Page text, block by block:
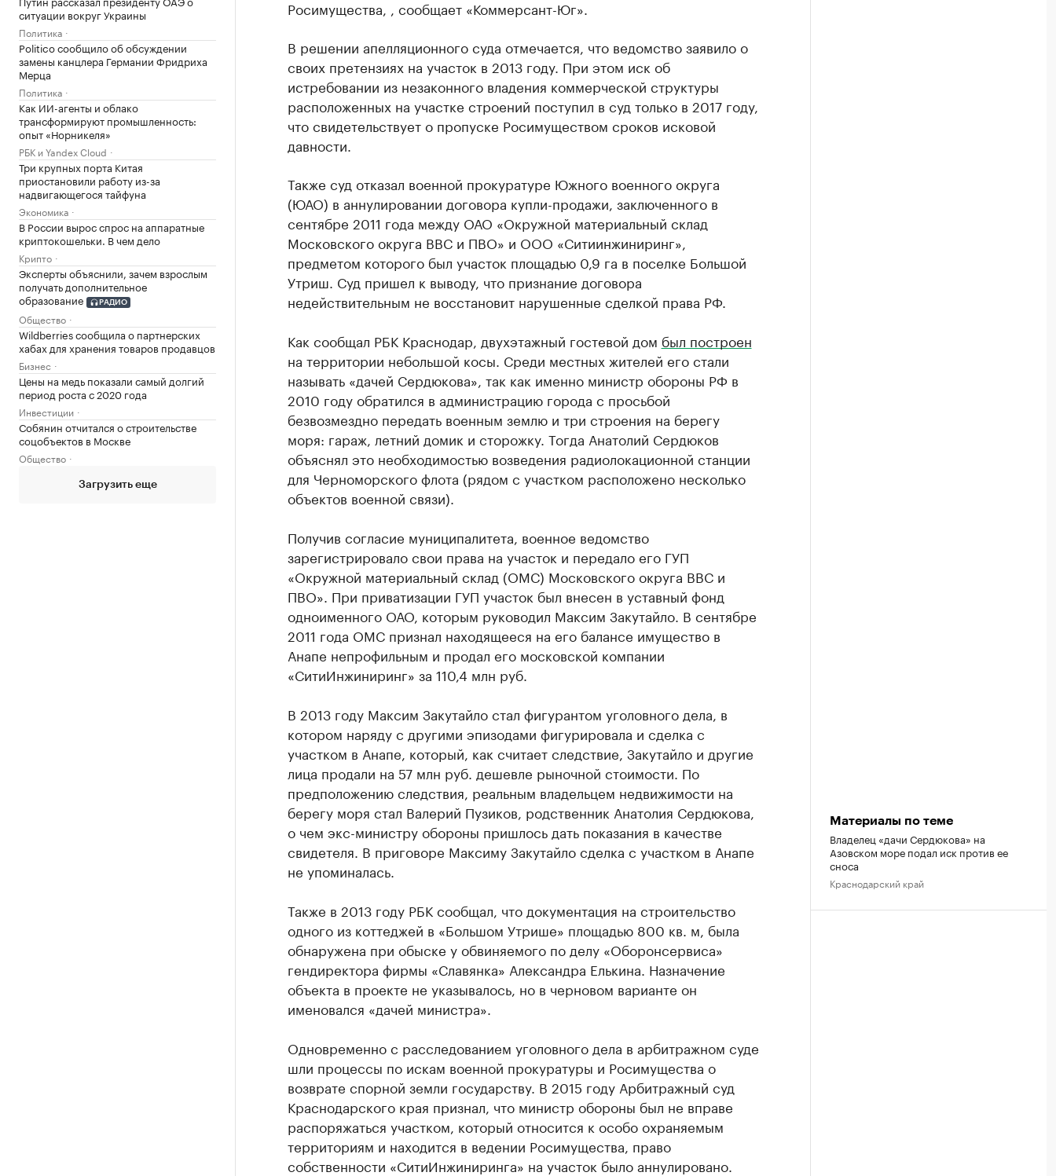
ситуации вокруг Украины
Политика
Politico сообщило об обсуждении
замены канцлера Германии Фридриха
Мерца
Политика
Как ИИ-агенты и облако
трансформируют промышленность:
опыт «Норникеля»
РБК и Yandex Cloud
Три крупных порта Китая
приостановили работу из-за
надвигающегося тайфуна
Экономика
В России вырос спрос на аппаратные
криптокошельки. В чем дело
Крипто
Эксперты объяснили, зачем взрослым
получать дополнительное
образование
РАДИО
Общество
Wildberries сообщила о партнерских
хабах для хранения товаров продавцов
Бизнес
Цены на медь показали самый долгий
период роста с 2020 года
Инвестиции
Собянин отчитался о строительстве
соцобъектов в Москве
Общество
Загрузить еще
Росимущества, , сообщает «Коммерсант-Юг».
В решении апелляционного суда отмечается, что ведомство заявило о
своих претензиях на участок в 2013 году. При этом иск об
истребовании из незаконного владения коммерческой структуры
расположенных на участке строений поступил в суд только в 2017 году,
что свидетельствует о пропуске Росимуществом сроков исковой
давности.
Также суд отказал военной прокуратуре Южного военного округа
(ЮАО) в аннулировании договора купли-продажи, заключенного в
сентябре 2011 года между ОАО «Окружной материальный склад
Московского округа ВВС и ПВО» и ООО «Ситиинжиниринг»,
предметом которого был участок площадью 0,9 га в поселке Большой
Утриш. Суд пришел к выводу, что признание договора
недействительным не восстановит нарушенные сделкой права РФ.
Как сообщал РБК Краснодар, двухэтажный гостевой дом был построен
на территории небольшой косы. Среди местных жителей его стали
называть «дачей Сердюкова», так как именно министр обороны РФ в
2010 году обратился в администрацию города с просьбой
безвозмездно передать военным землю и три строения на берегу
моря: гараж, летний домик и сторожку. Тогда Анатолий Сердюков
объяснял это необходимостью возведения радиолокационной станции
для Черноморского флота (рядом с участком расположено несколько
объектов военной связи).
Получив согласие муниципалитета, военное ведомство
зарегистрировало свои права на участок и передало его ГУП
«Окружной материальный склад (ОМС) Московского округа ВВС и
ПВО». При приватизации ГУП участок был внесен в уставный фонд
одноименного ОАО, которым руководил Максим Закутайло. В сентябре
2011 года ОМС признал находящееся на его балансе имущество в
Анапе непрофильным и продал его московской компании
«СитиИнжиниринг» за 110,4 млн руб.
В 2013 году Максим Закутайло стал фигурантом уголовного дела, в
котором наряду с другими эпизодами фигурировала и сделка с
участком в Анапе, который, как считает следствие, Закутайло и другие
лица продали на 57 млн руб. дешевле рыночной стоимости. По
предположению следствия, реальным владельцем недвижимости на
берегу моря стал Валерий Пузиков, родственник Анатолия Сердюкова,
о чем экс-министру обороны пришлось дать показания в качестве
свидетеля. В приговоре Максиму Закутайло сделка с участком в Анапе
не упоминалась.
Также в 2013 году РБК сообщал, что документация на строительство
одного из коттеджей в «Большом Утрише» площадью 800 кв. м, была
обнаружена при обыске у обвиняемого по делу «Оборонсервиса»
гендиректора фирмы «Славянка» Александра Елькина. Назначение
объекта в проекте не указывалось, но в черновом варианте он
именовался «дачей министра».
Одновременно с расследованием уголовного дела в арбитражном суде
шли процессы по искам военной прокуратуры и Росимущества о
возврате спорной земли государству. В 2015 году Арбитражный суд
Краснодарского края признал, что министр обороны был не вправе
распоряжаться участком, который относится к особо охраняемым
территориям и находится в ведении Росимущества, право
собственности «СитиИнжиниринга» на участок было аннулировано.
Материалы по теме
Владелец «дачи Сердюкова» на
Азовском море подал иск против ее
сноса
Краснодарский край